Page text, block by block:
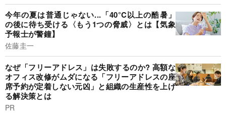
今年の夏は普通じゃない...「40°C以上の酷暑」
の後に待ち受ける〈もう1つの脅威〉とは【気象
予報士が警鐘】
佐藤圭一
なぜ「フリーアドレス」は失敗するのか? 高額な
オフィス改修がムダになる「フリーアドレスの座
席予約が定着しない元凶」と組織の生産性を上げ
る解決策とは
PR